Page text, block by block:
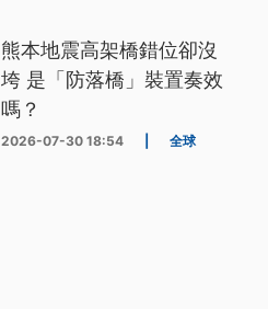
熊本地震高架橋錯位卻沒
垮 是「防落橋」裝置奏效
嗎？
2026-07-30 18:54 全球